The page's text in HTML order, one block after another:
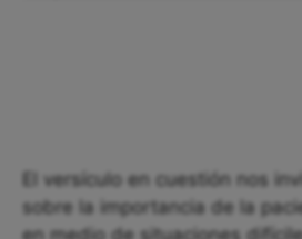
El versículo en cuestión nos
sobre la importancia de la